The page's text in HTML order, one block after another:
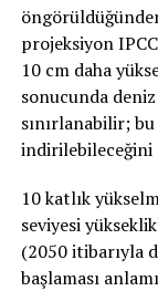
projeksiyon
10 cm daha
sonucunda
sınırlanabilir; bu
indirilebileceğini
10 katlık
seviyesi
(2050 itibarıyla
başlaması